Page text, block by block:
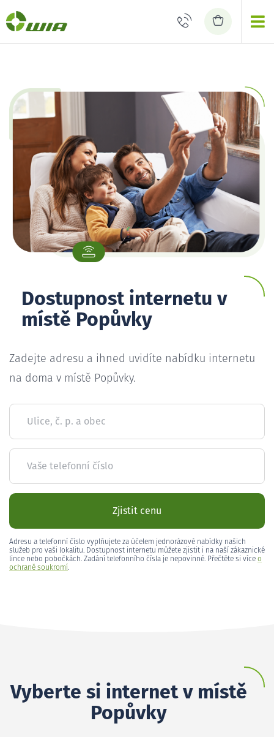
Dostupnost internetu v
místě Popůvky
Zadejte adresu a ihned uvidíte nabídku internetu
na doma v místě Popůvky.
Ulice, č. p. a obec
Vaše telefonní číslo
Zjistit cenu
Adresu a telefonní číslo vyplňujete za účelem jednorázové nabídky našich
služeb pro vaši lokalitu. Dostupnost internetu můžete zjistit i na naší zákaznické
lince nebo pobočkách. Zadání telefonního čísla je nepovinné. Přečtěte si více o
ochraně soukromí.
Vyberte si internet v místě
Popůvky